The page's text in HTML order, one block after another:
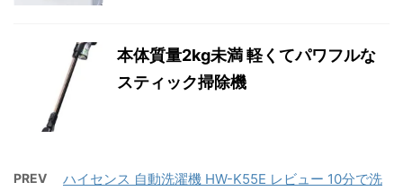
本体質量2kg未満 軽くてパワフルな
スティック掃除機
PREV
ハイセンス 自動洗濯機 HW-K55E レビュー 10分で洗